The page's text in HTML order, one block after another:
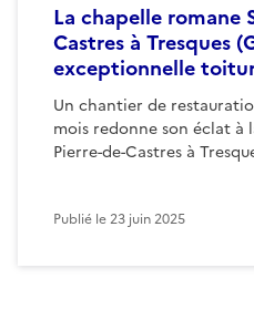
La chapelle romane
Castres à Tresques
exceptionnelle
Un chantier de
mois redonne son éclat à
Pierre-de-Castres à
Publié le23 juin 2025